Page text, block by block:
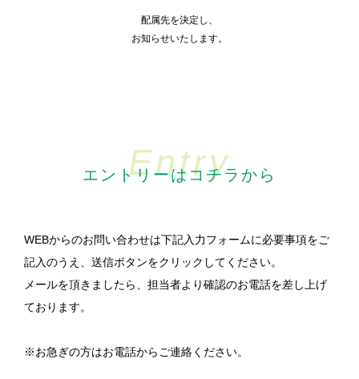
配属先を決定し、
お知らせいたします。
Entry
エントリーはコチラから
WEBからのお問い合わせは下記入力フォームに必要事項をご
記入のうえ、 送信ボタンをクリックしてください。
メールを頂きましたら、担当者より確認のお電話を差し上げ
ております。
※お急ぎの方はお電話からご連絡ください。